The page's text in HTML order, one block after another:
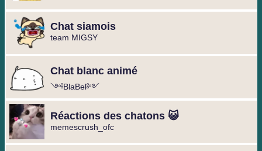
Chat siamois
team MIGSY
Chat blanc animé
༺BlaBel༻
Réactions des chatons 😺
memescrush_ofc